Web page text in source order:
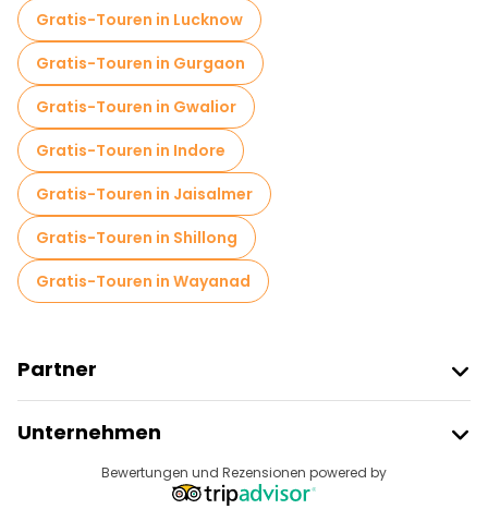
Gratis-Touren in Lucknow
Gratis-Touren in Gurgaon
Gratis-Touren in Gwalior
Gratis-Touren in Indore
Gratis-Touren in Jaisalmer
Gratis-Touren in Shillong
Gratis-Touren in Wayanad
Partner
Anbieter-Anmeldung
Affiliate-Programm
Unternehmen
ReisezieleBewertungen und Rezensionen powered by